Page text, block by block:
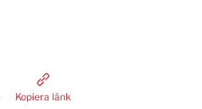
Kopiera länk